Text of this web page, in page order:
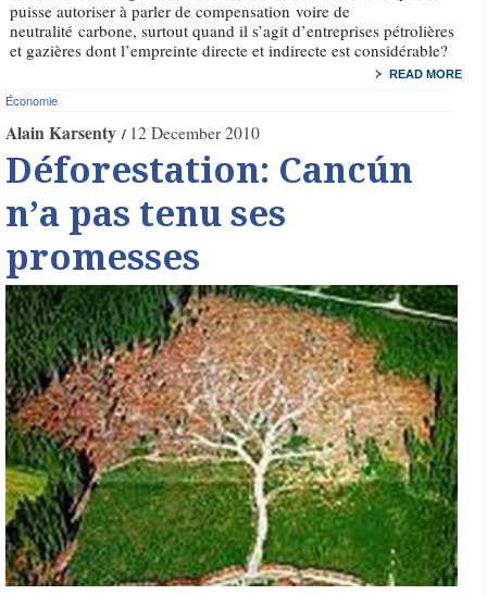
puisse autoriser à parler de compensation voire de
neutralité carbone, surtout quand il s’agit d’entreprises pétrolières
et gazières dont l’empreinte directe et indirecte est considérable?
READ MORE
Économie
Alain Karsenty 12 December 2010
Déforestation: Cancún
n’a pas tenu ses
promesses